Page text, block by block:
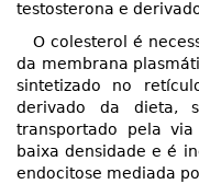
testosterona e
O colesterol é
da membrana
sintetizado no
derivado da dieta,
transportado pela
baixa densidade e é
endocitose mediada